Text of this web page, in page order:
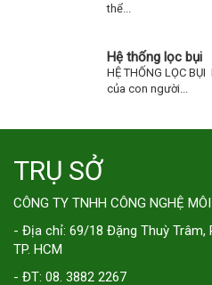
thể...
Hệ thống lọc bụi
HỆ THỐNG LỌC
của con người...
TRỤ SỞ
CÔNG TY TNHH CÔNG NGHỆ
- Địa chỉ: 69/18 Đặng Thuỳ Trâm,
TP. HCM
- ĐT: 08. 3882 2267